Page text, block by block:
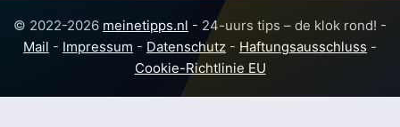
© 2022-2026 meinetipps.nl - 24-uurs tips – de klok rond! -
Mail - Impressum - Datenschutz - Haftungsausschluss -
Cookie-Richtlinie EU